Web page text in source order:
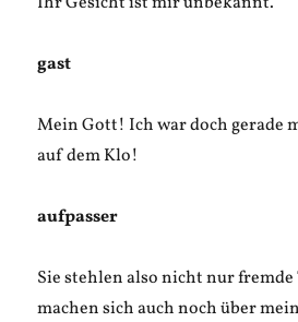
gast
Mein Gott! Ich war doch gerade
auf dem Klo!
aufpasser
Sie stehlen also nicht nur fremde
machen sich auch noch über